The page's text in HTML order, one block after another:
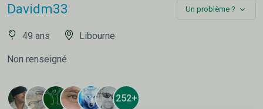
Davidm33 Un problème ?
49 ans Libourne
Non renseigné
252+